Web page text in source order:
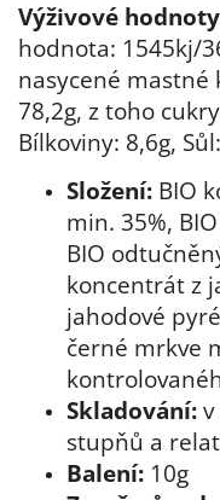
Výživové
hodnota: 1545kj/
nasycené mastné
78,2g, z toho
Bílkoviny: 8,6g,
Složení: BIO
min. 35%,
BIO
koncentrát z
jahodové
černé mrkve
Skladování:
stupňů a
Balení: 10g